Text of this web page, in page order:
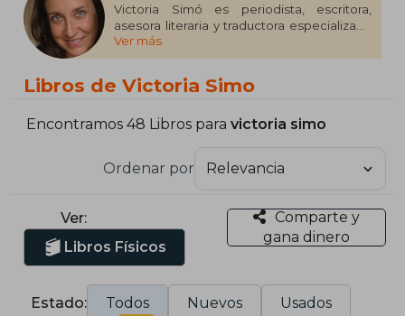
Victoria Simó es periodista, escritora,
asesora literaria y traductora especializada
en libro infantil y juvenil. Es autora de varios
libros para niños, entre ellos 50 cuentos
Noa y Nico.
Ver más
Libros de Victoria Simo
Encontramos 48 Libros paravictoria simo
Ordenar por
Ver:
Libros Físicos
Comparte y
gana dinero
Estado: Todos Nuevos Usados